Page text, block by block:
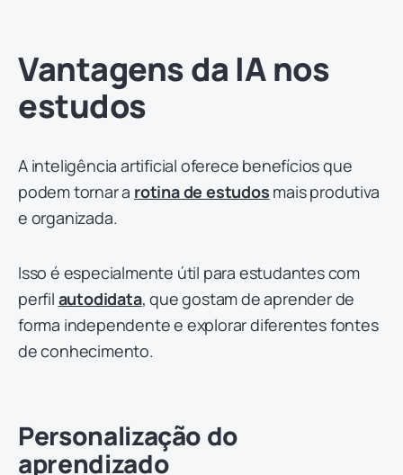
Vantagens da IA nos
estudos
A inteligência artificial oferece benefícios que
podem tornar a rotina de estudos mais produtiva
e organizada.
Isso é especialmente útil para estudantes com
perfil autodidata, que gostam de aprender de
forma independente e explorar diferentes fontes
de conhecimento.
Personalização do
aprendizado